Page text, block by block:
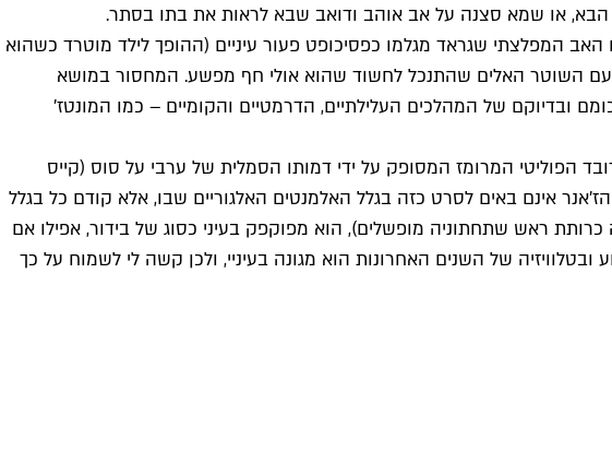
הבא, או שמא סצנה על אב אוהב ודואב שבא לראות את בתו בסתר.
המפלצתי שגראד מגלמו כפסיכופט פעור עיניים (ההופך לילד מוטרד כשהוא
עם השוטר האלים שהתנכל לחשוד שהוא אולי חף מפשע. המחסור במושא
ובדיוקם של המהלכים העלילתיים, הדרמטיים והקומיים – כמו המונטז'
הפוליטי המרומז המסופק על ידי דמותו הסמלית של ערבי על סוס (קייס
אינם באים לסרט כזה בגלל האלמנטים האלגוריים שבו, אלא קודם כל בגלל
ראש שתחתוניה מופשלים), הוא מפוקפק בעיני כסוג של בידור, אפילו אם
של השנים האחרונות הוא מגונה בעיניי, ולכן קשה לי לשמוח על כך